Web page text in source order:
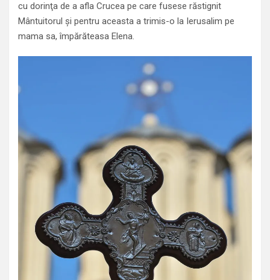
cu dorinţa de a afla Crucea pe care fusese răstignit
Mântuitorul şi pentru aceasta a trimis-o la Ierusalim pe
mama sa, împărăteasa Elena.